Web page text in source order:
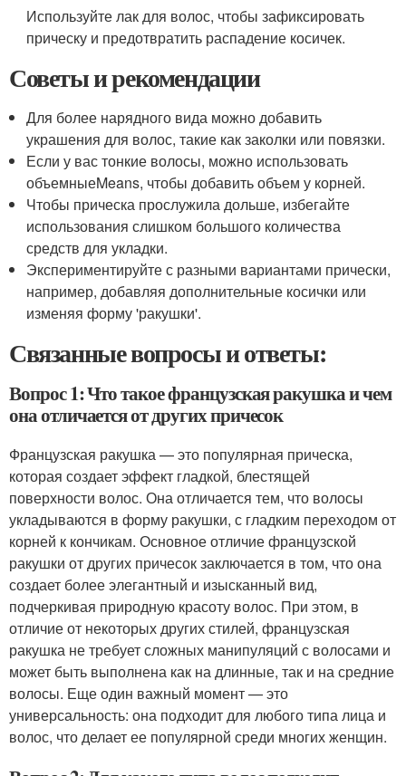
Используйте лак для волос, чтобы зафиксировать
прическу и предотвратить распадение косичек.
Советы и рекомендации
Для более нарядного вида можно добавить
украшения для волос, такие как заколки или повязки.
Если у вас тонкие волосы, можно использовать
объемныеMeans, чтобы добавить объем у корней.
Чтобы прическа прослужила дольше, избегайте
использования слишком большого количества
средств для укладки.
Экспериментируйте с разными вариантами прически,
например, добавляя дополнительные косички или
изменяя форму 'ракушки'.
Связанные вопросы и ответы:
Вопрос 1: Что такое французская ракушка и чем
она отличается от других причесок
Французская ракушка — это популярная прическа,
которая создает эффект гладкой, блестящей
поверхности волос. Она отличается тем, что волосы
укладываются в форму ракушки, с гладким переходом от
корней к кончикам. Основное отличие французской
ракушки от других причесок заключается в том, что она
создает более элегантный и изысканный вид,
подчеркивая природную красоту волос. При этом, в
отличие от некоторых других стилей, французская
ракушка не требует сложных манипуляций с волосами и
может быть выполнена как на длинные, так и на средние
волосы. Еще один важный момент — это
универсальность: она подходит для любого типа лица и
волос, что делает ее популярной среди многих женщин.